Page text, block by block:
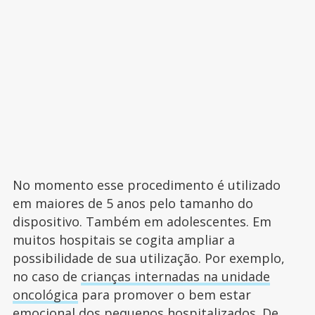
No momento esse procedimento é utilizado
em maiores de 5 anos pelo tamanho do
dispositivo. Também em adolescentes. Em
muitos hospitais se cogita ampliar a
possibilidade de sua utilização. Por exemplo,
no caso de crianças internadas na unidade
oncológica para promover o bem estar